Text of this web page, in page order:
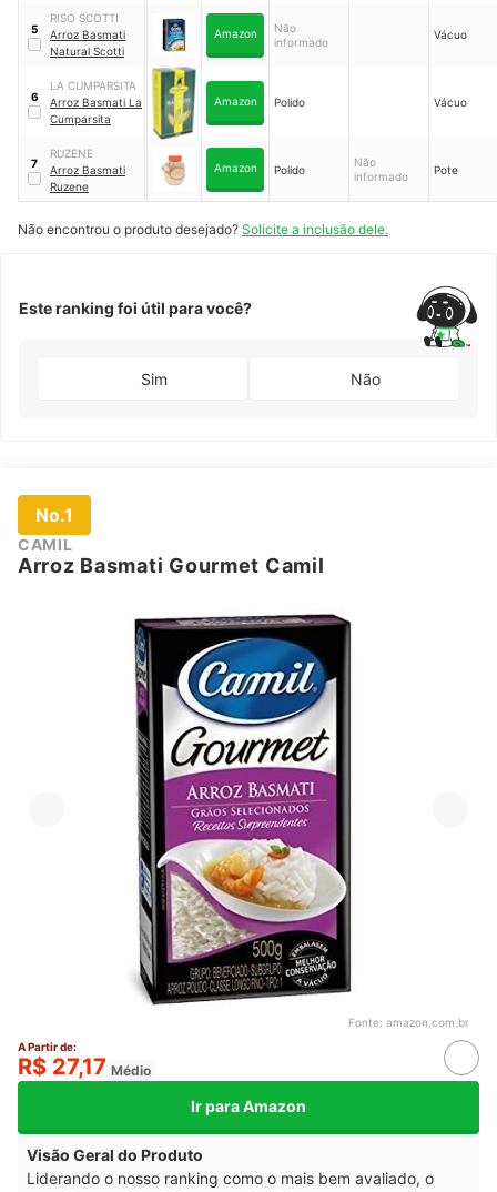
5
RISO SCOTTI
Arroz Basmati
Natural Scotti
Amazon
Não
informado
Vácuo
6
LA CUMPARSITA
Arroz Basmati La
Cumparsita
Amazon Polido Vácuo
7
RUZENE
Arroz Basmati
Ruzene
Amazon Polido
Não
informado
Pote
Não encontrou o produto desejado? Solicite a inclusão dele.
Este ranking foi útil para você?
Sim Não
No.1
CAMIL
Arroz Basmati Gourmet Camil
Fonte: amazon.com.br
A Partir de:
R$ 27,17 Médio
Ir para Amazon
Visão Geral do Produto
Liderando o nosso ranking como o mais bem avaliado, o